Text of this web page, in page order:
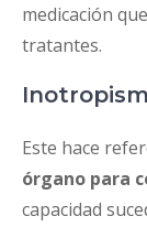
medicación
tratantes.
Este hace
órgano para
capacidad